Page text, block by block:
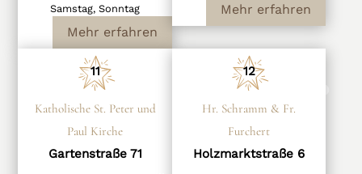
Samstag, Sonntag
Mehr erfahren
Mehr erfahren
11
Katholische St. Peter und
Paul Kirche
Gartenstraße 71
12
Hr. Schramm & Fr.
Furchert
Holzmarktstraße 6